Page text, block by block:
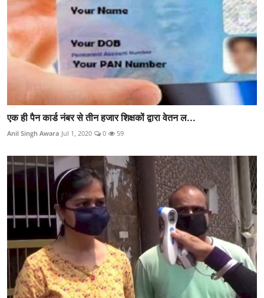
एक ही पैन कार्ड नंबर से तीन हजार शिक्षकों द्वारा वेतन ल...
Anil Singh Awara Jul 1, 2020 0 59